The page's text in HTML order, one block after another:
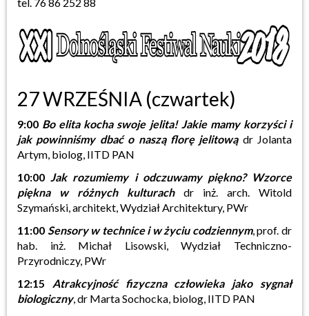
27 WRZEŚNIA (czwartek)
9:00 Bo elita kocha swoje jelita! Jakie mamy korzyści i
jak powinniśmy dbać o naszą florę jelitowądr Jolanta
Artym, biolog, IITD PAN
10:00 Jak rozumiemy i odczuwamy piękno? Wzorce
piękna w różnych kulturachdr inż. arch. Witold
Szymański, architekt, Wydział Architektury, PWr
11:00 Sensory w technice i w życiu codziennym, prof. dr
hab. inż. Michał Lisowski, Wydział Techniczno-
Przyrodniczy, PWr
12:15
Atrakcyjność fizyczna człowieka jako sygnał
biologiczny, dr Marta Sochocka, biolog, IITD PAN